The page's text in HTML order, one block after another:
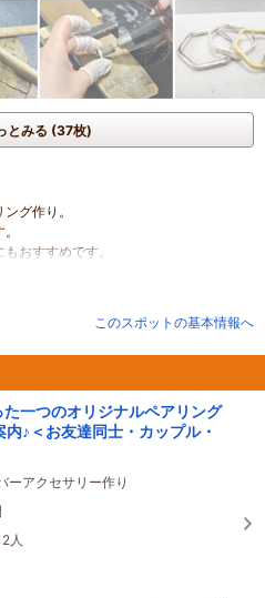
とみる (37枚)
グ作り。
おすすめです。
気軽にお越しください。
彫金職人が丁寧にレクチャーいたしま
きます。シルバーやブラスなど、様々
このスポットの基本情報へ
た一つのオリジナルペアリング
♪＜お友達同士・カップル・
ーアクセサリー作り
人